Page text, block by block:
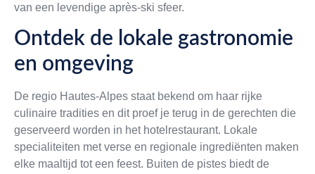
van een levendige après-ski sfeer.
Ontdek de lokale gastronomie
en omgeving
De regio Hautes-Alpes staat bekend om haar rijke
culinaire tradities en dit proef je terug in de gerechten die
geserveerd worden in het hotelrestaurant. Lokale
specialiteiten met verse en regionale ingrediënten maken
elke maaltijd tot een feest. Buiten de pistes biedt de